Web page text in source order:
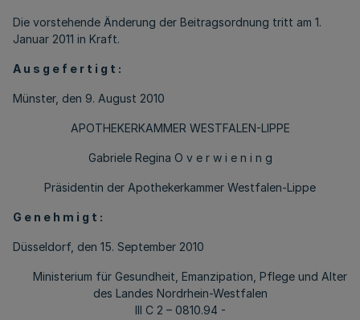
Die vorstehende Änderung der Beitragsordnung tritt am 1.
Januar 2011 in Kraft.
A u s g e f e r t i g t :
Münster, den 9. August 2010
APOTHEKERKAMMER WESTFALEN-LIPPE
Gabriele Regina O v e r w i e n i n g
Präsidentin der Apothekerkammer Westfalen-Lippe
G e n e h m i g t :
Düsseldorf, den 15. September 2010
Ministerium für Gesundheit, Emanzipation, Pflege und Alter
des Landes Nordrhein-Westfalen
III C 2 – 0810.94 -